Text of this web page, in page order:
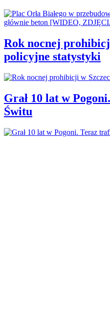
Rok nocnej
policyjne statystyki
Grał 10 lat w
Świtu